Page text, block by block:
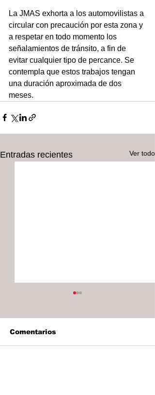
La JMAS exhorta a los automovilistas a
circular con precaución por esta zona y
a respetar en todo momento los
señalamientos de tránsito, a fin de
evitar cualquier tipo de percance. Se
contempla que estos trabajos tengan
una duración aproximada de dos
meses.
Entradas recientes Ver todo
Comentarios